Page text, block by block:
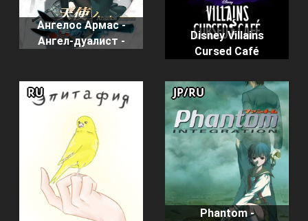
Ангелос Армас -
Ангел-дуалист -
Disney Villains
Cursed Café
RU
Phantom -
JP/RU